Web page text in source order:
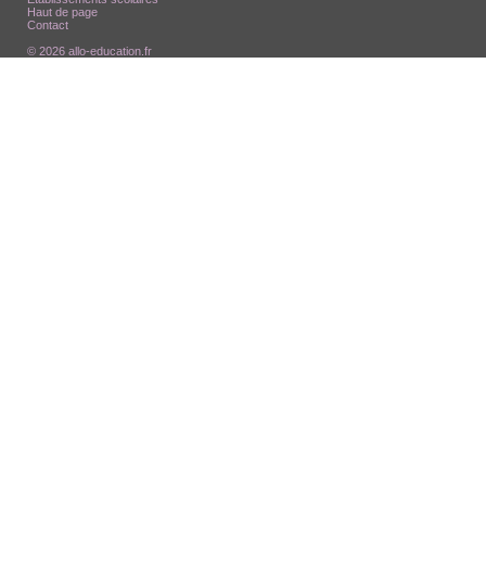
Haut de page
Contact
© 2026 allo-education.fr